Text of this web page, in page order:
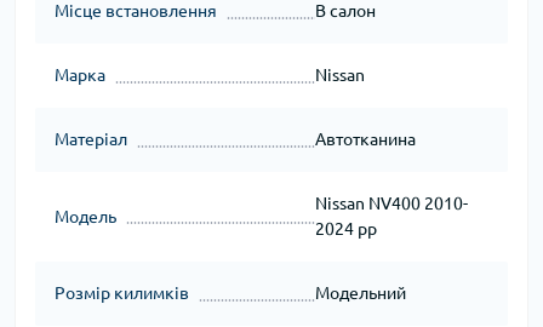
Місце встановлення В салон
Марка Nissan
Матеріал Автотканина
Модель
Nissan NV400 2010-
2024 рр
Розмір килимків Модельний